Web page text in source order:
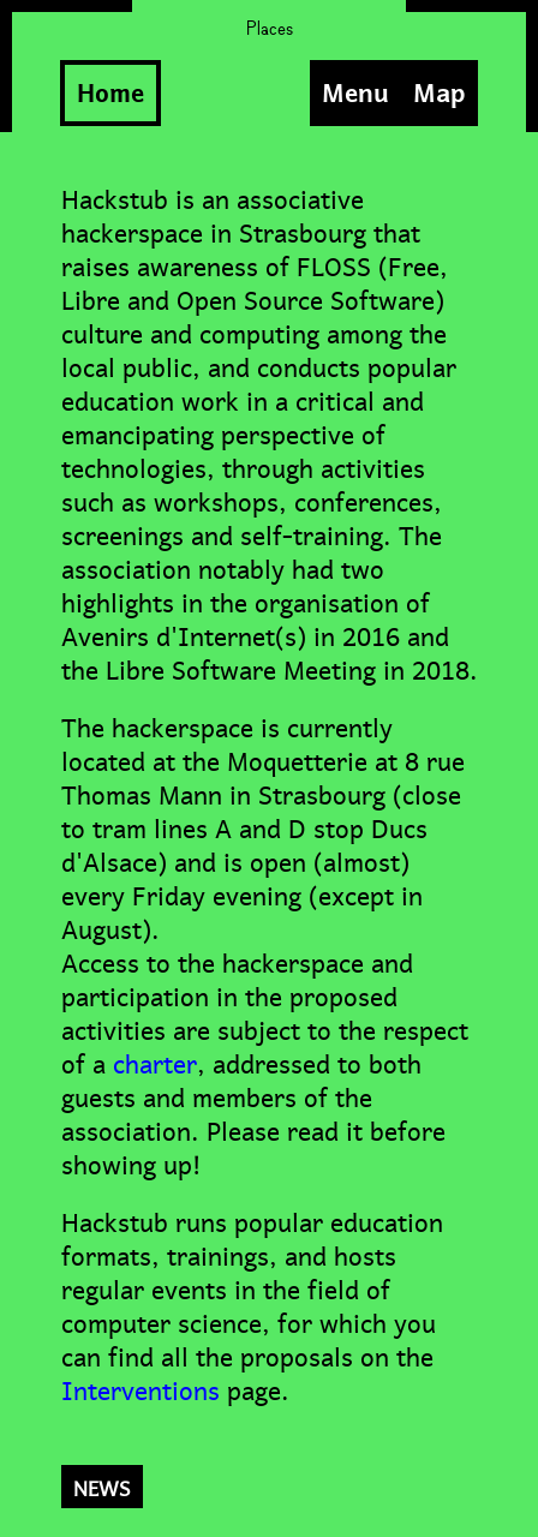
Home Menu Map
Hackstub is an associative
hackerspace in Strasbourg that
raises awareness of FLOSS (Free,
Libre and Open Source Software)
culture and computing among the
local public, and conducts popular
education work in a critical and
emancipating perspective of
technologies, through activities
such as workshops, conferences,
screenings and self-training. The
association notably had two
highlights in the organisation of
Avenirs d'Internet(s) in 2016 and
the Libre Software Meeting in 2018.
The hackerspace is currently
located at the Moquetterie at 8 rue
Thomas Mann in Strasbourg (close
to tram lines A and D stop Ducs
d'Alsace) and is open (almost)
every Friday evening (except in
August).
Access to the hackerspace and
participation in the proposed
activities are subject to the respect
of a charter, addressed to both
guests and members of the
association. Please read it before
showing up!
Hackstub runs popular education
formats, trainings, and hosts
regular events in the field of
computer science, for which you
can find all the proposals on the
Interventions page.
NEWS
Places